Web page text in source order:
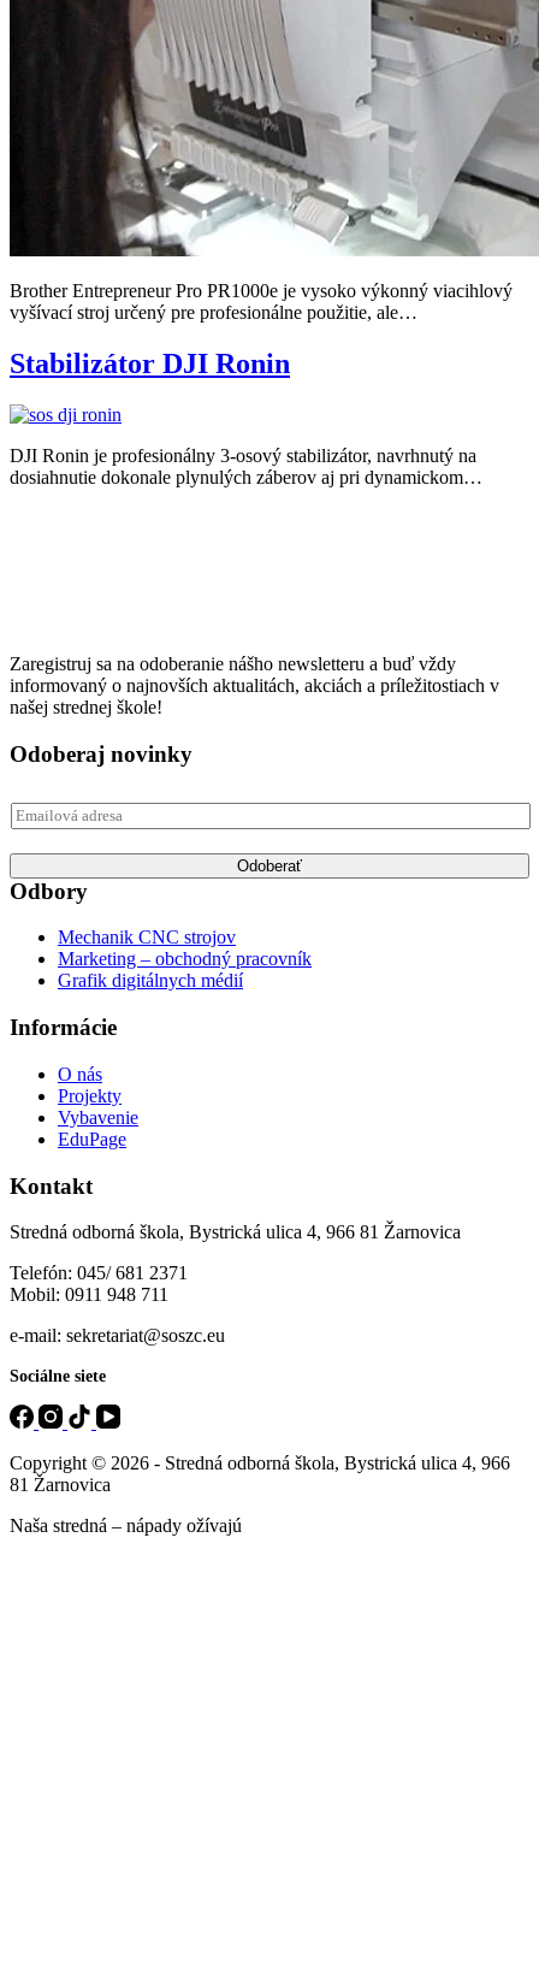
Brother Entrepreneur Pro PR1000e je vysoko výkonný viacihlový
vyšívací stroj určený pre profesionálne použitie, ale…
Stabilizátor DJI Ronin
DJI Ronin je profesionálny 3-osový stabilizátor, navrhnutý na
dosiahnutie dokonale plynulých záberov aj pri dynamickom…
Zaregistruj sa na odoberanie nášho newsletteru a buď vždy
informovaný o najnovších aktualitách, akciách a príležitostiach v
našej strednej škole!
Odoberaj novinky
E
m
a
i
l
Odoberať
Odbory
Mechanik CNC strojov
Marketing – obchodný pracovník
Grafik digitálnych médií
Informácie
O nás
Projekty
Vybavenie
EduPage
Kontakt
Stredná odborná škola, Bystrická ulica 4, 966 81 Žarnovica
Telefón: 045/ 681 2371
Mobil: 0911 948 711
e-mail: sekretariat@soszc.eu
Sociálne siete
Copyright © 2026 - Stredná odborná škola, Bystrická ulica 4, 966
81 Žarnovica
Naša stredná – nápady ožívajú